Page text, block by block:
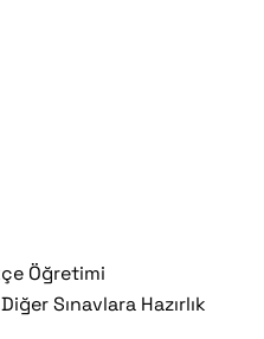
Öğretimi
Sınavlara Hazırlık